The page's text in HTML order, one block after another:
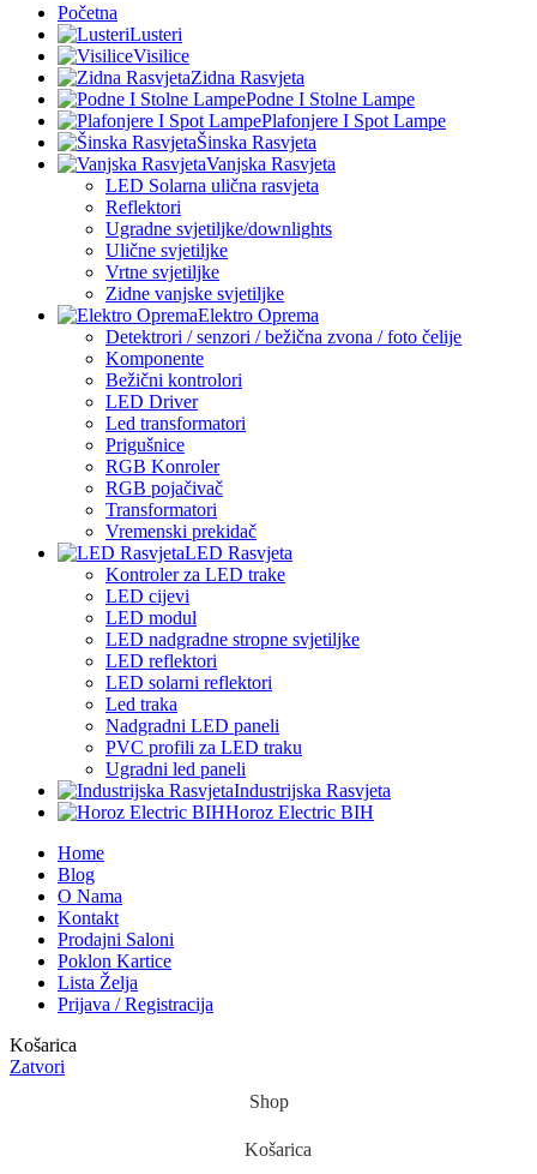
Početna
Lusteri
Visilice
Zidna Rasvjeta
Podne I Stolne Lampe
Plafonjere I Spot Lampe
Šinska Rasvjeta
Vanjska Rasvjeta
LED Solarna ulična rasvjeta
Reflektori
Ugradne svjetiljke/downlights
Ulične svjetiljke
Vrtne svjetiljke
Zidne vanjske svjetiljke
Elektro Oprema
Detektrori / senzori / bežična zvona / foto čelije
Komponente
Bežični kontrolori
LED Driver
Led transformatori
Prigušnice
RGB Konroler
RGB pojačivač
Transformatori
Vremenski prekidač
LED Rasvjeta
Kontroler za LED trake
LED cijevi
LED modul
LED nadgradne stropne svjetiljke
LED reflektori
LED solarni reflektori
Led traka
Nadgradni LED paneli
PVC profili za LED traku
Ugradni led paneli
Industrijska Rasvjeta
Horoz Electric BIH
Home
Blog
O Nama
Kontakt
Prodajni Saloni
Poklon Kartice
Lista Želja
Prijava / Registracija
Košarica
Zatvori
Shop
Košarica